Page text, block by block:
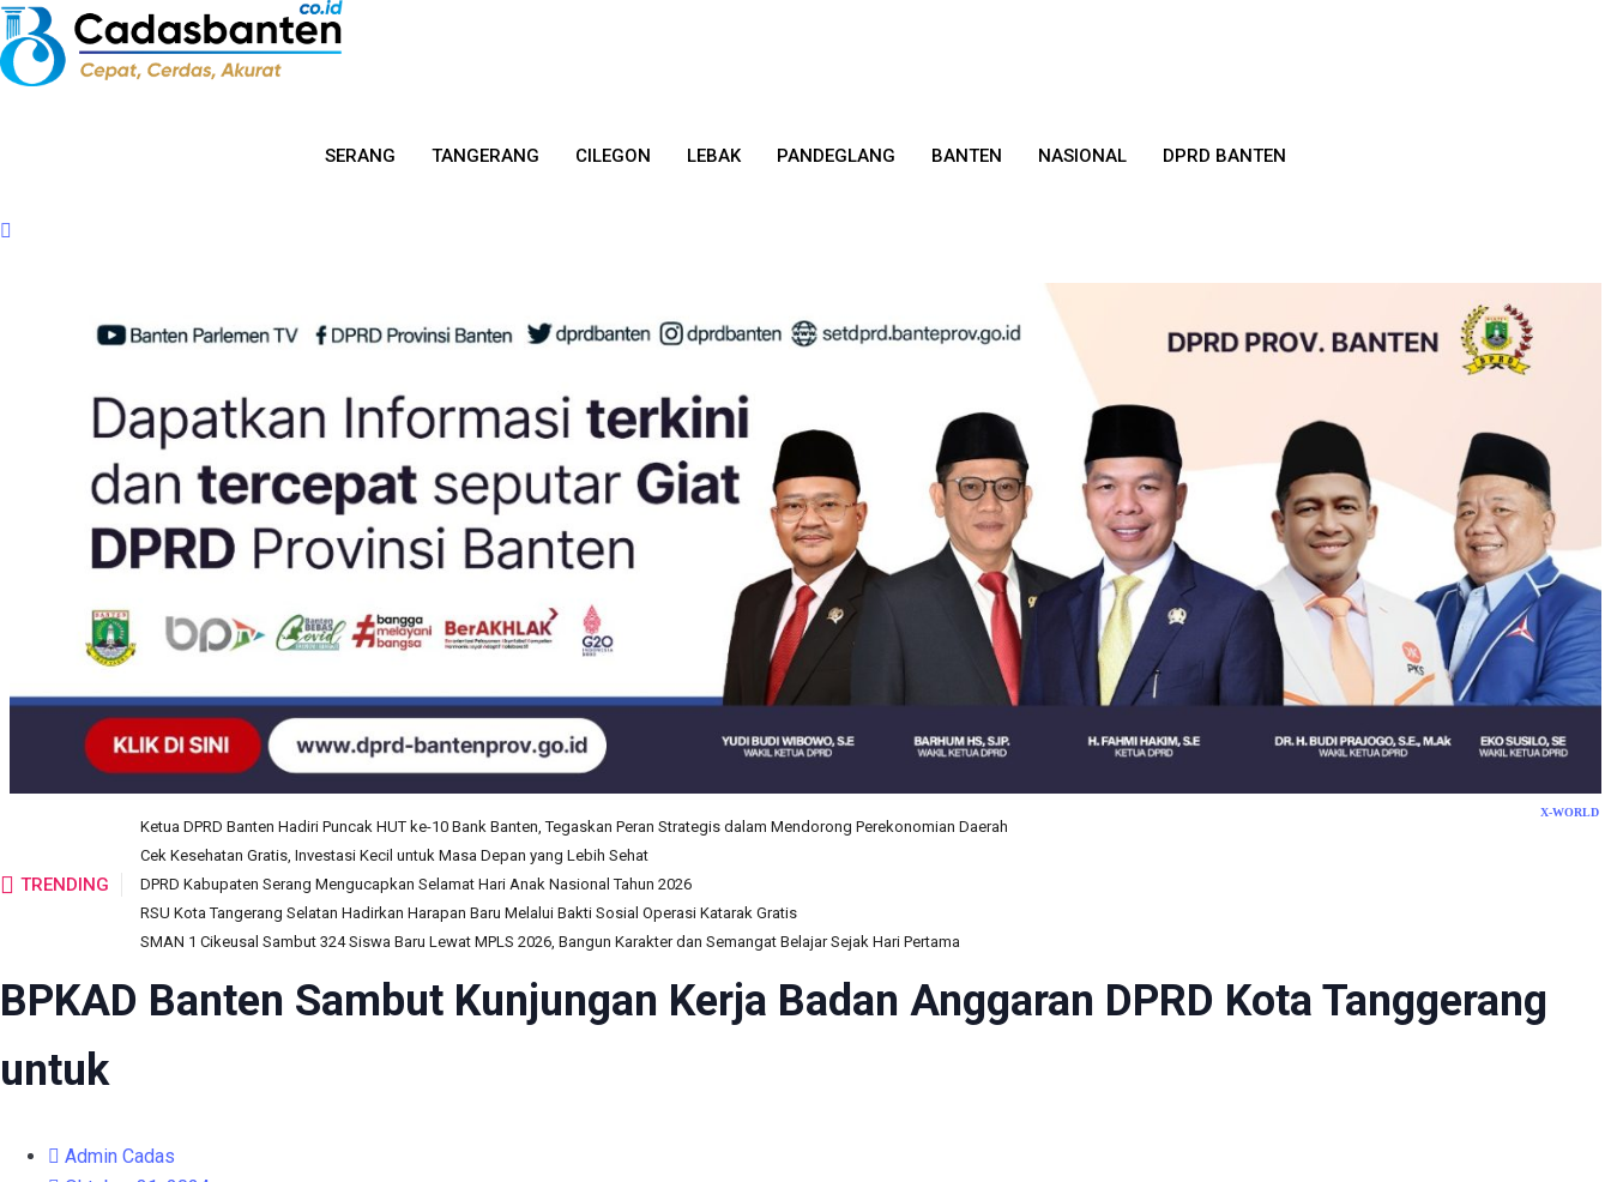
SERANG TANGERANG CILEGON LEBAK PANDEGLANG BANTEN NASIONAL DPRD BANTEN
X-WORLD
TRENDING
Ketua DPRD Banten Hadiri Puncak HUT ke-10 Bank Banten, Tegaskan Peran Strategis dalam Mendorong Perekonomian Daerah
Cek Kesehatan Gratis, Investasi Kecil untuk Masa Depan yang Lebih Sehat
DPRD Kabupaten Serang Mengucapkan Selamat Hari Anak Nasional Tahun 2026
RSU Kota Tangerang Selatan Hadirkan Harapan Baru Melalui Bakti Sosial Operasi Katarak Gratis
SMAN 1 Cikeusal Sambut 324 Siswa Baru Lewat MPLS 2026, Bangun Karakter dan Semangat Belajar Sejak Hari Pertama
BPKAD Banten Sambut Kunjungan Kerja Badan Anggaran DPRD Kota Tanggerang
untuk
Admin Cadas